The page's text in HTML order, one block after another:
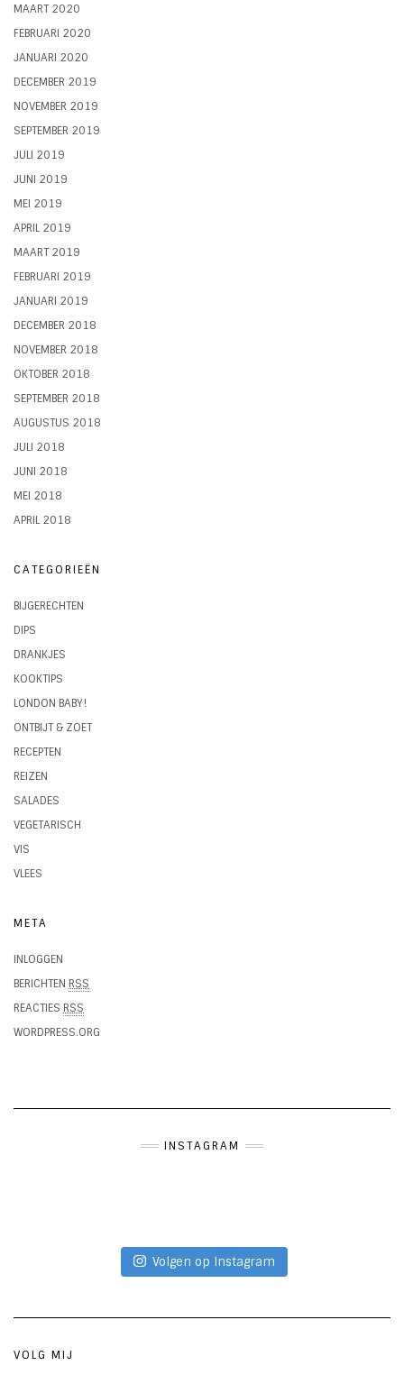
MAART 2020
FEBRUARI 2020
JANUARI 2020
DECEMBER 2019
NOVEMBER 2019
SEPTEMBER 2019
JULI 2019
JUNI 2019
MEI 2019
APRIL 2019
MAART 2019
FEBRUARI 2019
JANUARI 2019
DECEMBER 2018
NOVEMBER 2018
OKTOBER 2018
SEPTEMBER 2018
AUGUSTUS 2018
JULI 2018
JUNI 2018
MEI 2018
APRIL 2018
CATEGORIEËN
BIJGERECHTEN
DIPS
DRANKJES
KOOKTIPS
LONDON BABY!
ONTBIJT & ZOET
RECEPTEN
REIZEN
SALADES
VEGETARISCH
VIS
VLEES
META
INLOGGEN
BERICHTEN RSS
REACTIES RSS
WORDPRESS.ORG
INSTAGRAM
Volgen op Instagram
VOLG MIJ